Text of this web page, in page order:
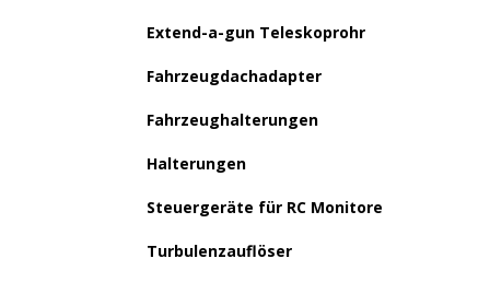
Extend-a-gun Teleskoprohr
Fahrzeugdachadapter
Fahrzeughalterungen
Halterungen
Steuergeräte für RC Monitore
Turbulenzauflöser